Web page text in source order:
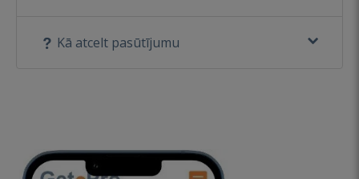
Kā atcelt pasūtījumu